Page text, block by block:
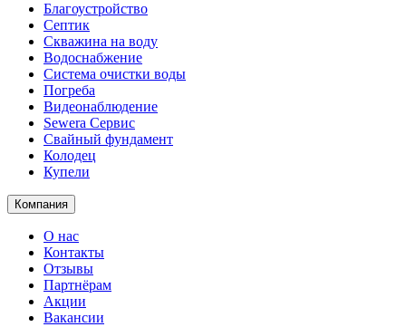
Благоустройство
Септик
Скважина на воду
Водоснабжение
Система очистки воды
Погреба
Видеонаблюдение
Sewera Сервис
Свайный фундамент
Колодец
Купели
Компания
О нас
Контакты
Отзывы
Партнёрам
Акции
Вакансии